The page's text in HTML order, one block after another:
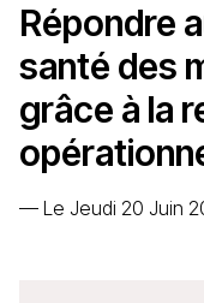
Répondre
santé des
grâce à la
— Le Jeudi 20 Juin